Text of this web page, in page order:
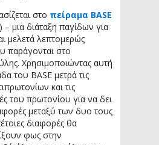
στο πείραμα BASE
– μια διάταξη παγίδων για
μελετά λεπτομερώς
παράγονται στο
Χρησιμοποιώντας αυτή
του BASE μετρά τις
και τις
του πρωτονίου για να δει
μεταξύ των δυο τους
διαφορές θα
φως στην